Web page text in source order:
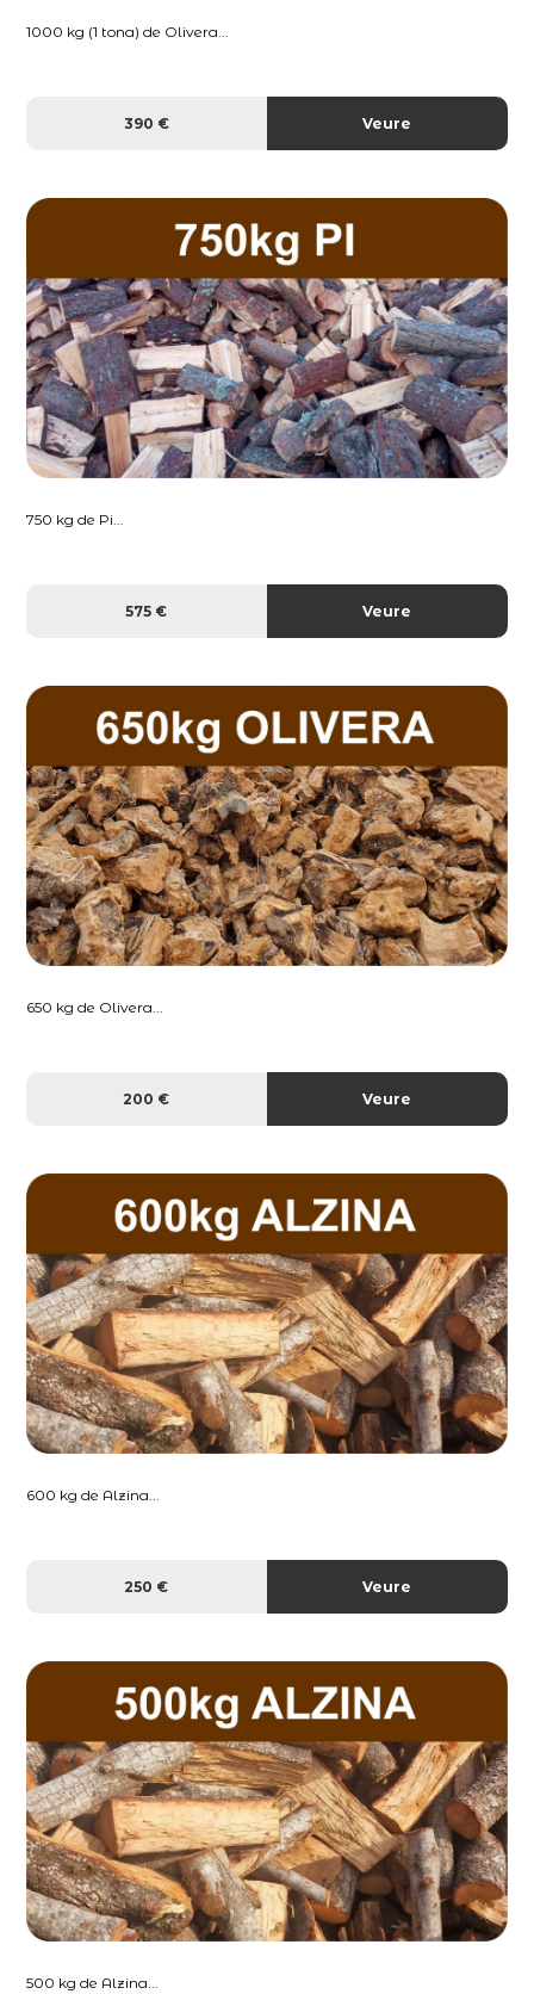
1000 kg (1 tona) de Olivera...
390 € Veure
750 kg de Pi...
575 € Veure
650 kg de Olivera...
200 € Veure
600 kg de Alzina...
250 € Veure
500 kg de Alzina...